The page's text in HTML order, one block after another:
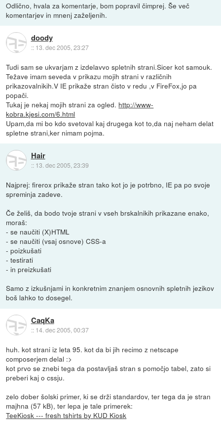
Odlično, hvala za komentarje, bom popravil čimprej. Še več
komentarjev in mnenj zaželjenih.
doody
:: 13. dec 2005, 23:27
Tudi sam se ukvarjam z izdelavvo spletnih strani.Sicer kot samouk.
Težave imam seveda v prikazu mojih strani v različnih
prikazovalnikih.V IE prikaže stran čisto v redu ,v FireFox,jo pa
popači.
Tukaj je nekaj mojih strani za ogled. http://www-
kobra.kjesi.com/6.html
Upam,da mi bo kdo svetoval kaj drugega kot to,da naj neham delat
spletne strani,ker nimam pojma.
Hair
:: 13. dec 2005, 23:39
Najprej: firerox prikaže stran tako kot jo je potrbno, IE pa po svoje
spreminja zadeve.
Če želiš, da bodo tvoje strani v vseh brskalnikih prikazane enako,
moraš:
- se naučiti (X)HTML
- se naučiti (vsaj osnove) CSS-a
- poizkušati
- testirati
- in preizkušati
Samo z izkušnjami in konkretnim znanjem osnovnih spletnih jezikov
boš lahko to dosegel.
CaqKa
:: 14. dec 2005, 00:37
huh. kot strani iz leta 95. kot da bi jih recimo z netscape
composerjem delal :>
kot prvo se znebi tega da postavljaš stran s pomočjo tabel, zato si
preberi kaj o cssju.
zelo dober šolski primer, ki se drži standardov, ter tega da je stran
majhna (57 kB), ter lepa je tale primerek:
TeeKiosk --- fresh tshirts by KUD Kiosk